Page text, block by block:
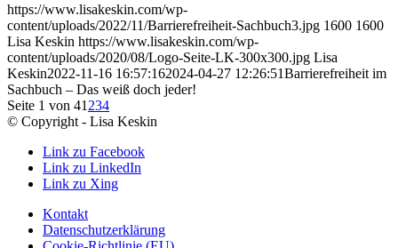
https://www.lisakeskin.com/wp-
content/uploads/2022/11/Barrierefreiheit-Sachbuch3.jpg 1600 1600
Lisa Keskin https://www.lisakeskin.com/wp-
content/uploads/2020/08/Logo-Seite-LK-300x300.jpg Lisa
Keskin2022-11-16 16:57:162024-04-27 12:26:51Barrierefreiheit im
Sachbuch – Das weiß doch jeder!
Seite 1 von 41 234
© Copyright - Lisa Keskin
Link zu Facebook
Link zu LinkedIn
Link zu Xing
Kontakt
Datenschutzerklärung